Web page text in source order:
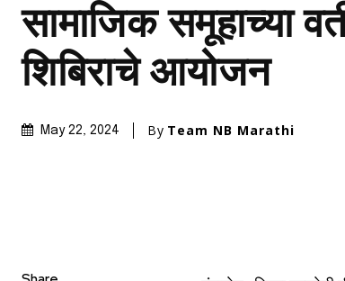
of the
सामाजिक समूहाच्या
शिबिराचे आयोजन
May 22, 2024 By Team NB Marathi